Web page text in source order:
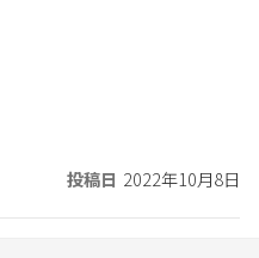
投稿日 2022年10月8日